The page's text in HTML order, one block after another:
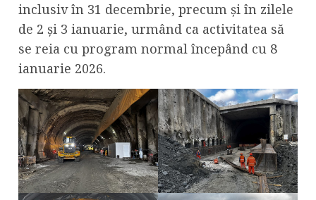
inclusiv în 31 decembrie, precum și în zilele
de 2 și 3 ianuarie, urmând ca activitatea să
se reia cu program normal începând cu 8
ianuarie 2026.